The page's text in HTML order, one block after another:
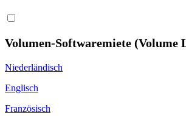
Volumen-Softwaremiete (Volume
Niederländisch
Englisch
Französisch